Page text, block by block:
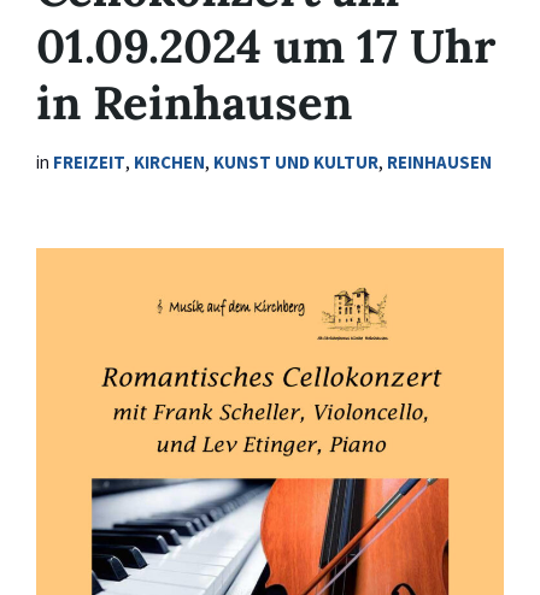
01.09.2024 um 17 Uhr
in Reinhausen
in FREIZEIT, KIRCHEN, KUNST UND KULTUR, REINHAUSEN